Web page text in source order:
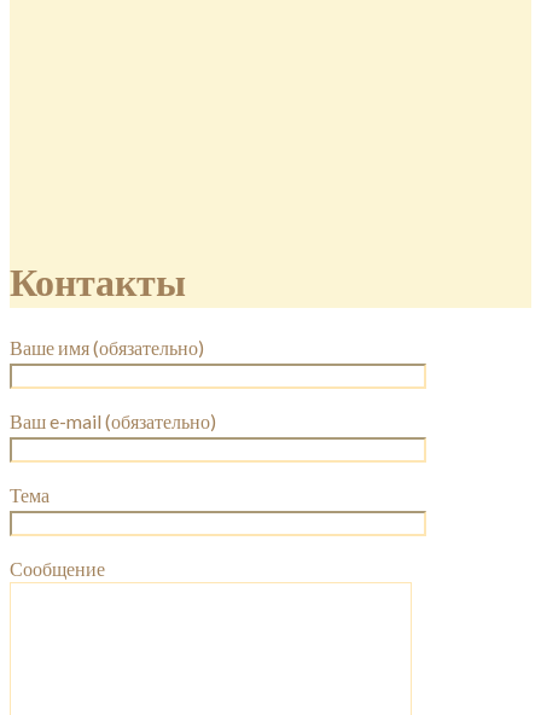
Контакты
Ваше имя (обязательно)
Ваш e-mail (обязательно)
Тема
Сообщение